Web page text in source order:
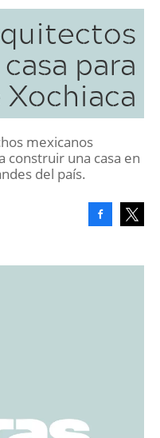
para
mexicanos
construir una casa en
del país.